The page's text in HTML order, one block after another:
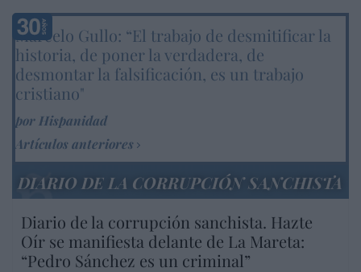
Marcelo Gullo: “El trabajo de desmitificar la
historia, de poner la verdadera, de
desmontar la falsificación, es un trabajo
cristiano"
por Hispanidad
Artículos anteriores
DIARIO DE LA CORRUPCIÓN SANCHISTA
Diario de la corrupción sanchista. Hazte
Oír se manifiesta delante de La Mareta:
“Pedro Sánchez es un criminal”